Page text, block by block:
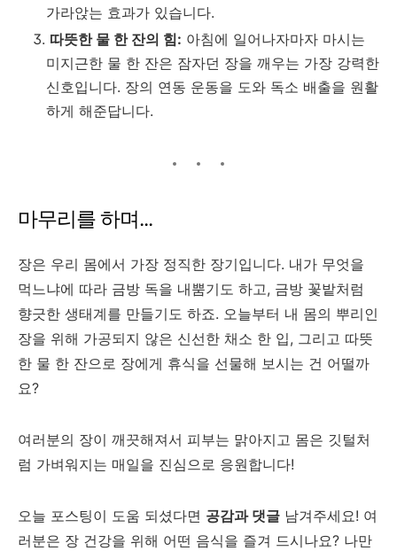
가라앉는 효과가 있습니다.
따뜻한 물 한 잔의 힘: 아침에 일어나자마자 마시는
미지근한 물 한 잔은 잠자던 장을 깨우는 가장 강력한
신호입니다. 장의 연동 운동을 도와 독소 배출을 원활
하게 해준답니다.
마무리를 하며...
장은 우리 몸에서 가장 정직한 장기입니다. 내가 무엇을
먹느냐에 따라 금방 독을 내뿜기도 하고, 금방 꽃밭처럼
향긋한 생태계를 만들기도 하죠. 오늘부터 내 몸의 뿌리인
장을 위해 가공되지 않은 신선한 채소 한 입, 그리고 따뜻
한 물 한 잔으로 장에게 휴식을 선물해 보시는 건 어떨까
요?
여러분의 장이 깨끗해져서 피부는 맑아지고 몸은 깃털처
럼 가벼워지는 매일을 진심으로 응원합니다!
오늘 포스팅이 도움 되셨다면 공감과 댓글 남겨주세요! 여
러분은 장 건강을 위해 어떤 음식을 즐겨 드시나요? 나만